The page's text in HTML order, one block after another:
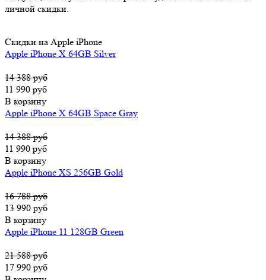
личной скидки.
Скидки на Apple iPhone
Apple iPhone X 64GB Silver
14 388 руб
11 990 руб
В корзину
Apple iPhone X 64GB Space Gray
14 388 руб
11 990 руб
В корзину
Apple iPhone XS 256GB Gold
16 788 руб
13 990 руб
В корзину
Apple iPhone 11 128GB Green
21 588 руб
17 990 руб